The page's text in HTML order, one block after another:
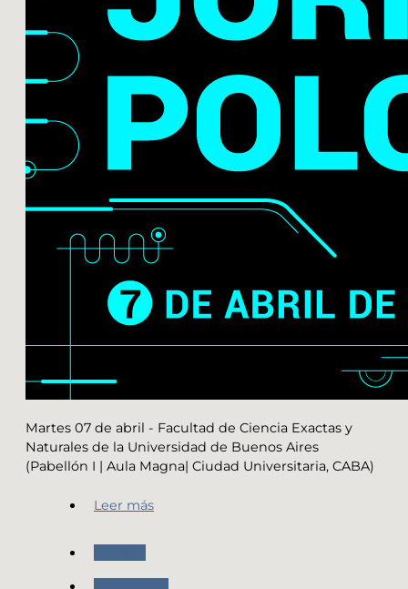
Martes 07 de abril - Facultad de Ciencia Exactas y
Naturales de la Universidad de Buenos Aires
(Pabellón I | Aula Magna| Ciudad Universitaria, CABA)
Leer más